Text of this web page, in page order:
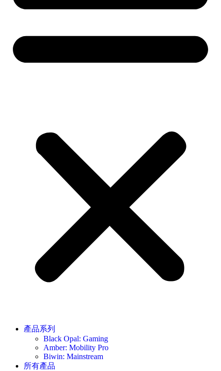
產品系列
Black Opal: Gaming
Amber: Mobility Pro
Biwin: Mainstream
所有產品